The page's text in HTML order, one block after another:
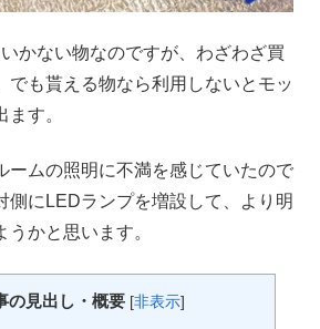
かない物なのですが、わざわざ買
でも貰える物なら利用しないとモッ
す。
ームの照明に不満を感じていたので
側にLEDランプを増設して、より明
かと思います。
の見出し・概要 [非表示]